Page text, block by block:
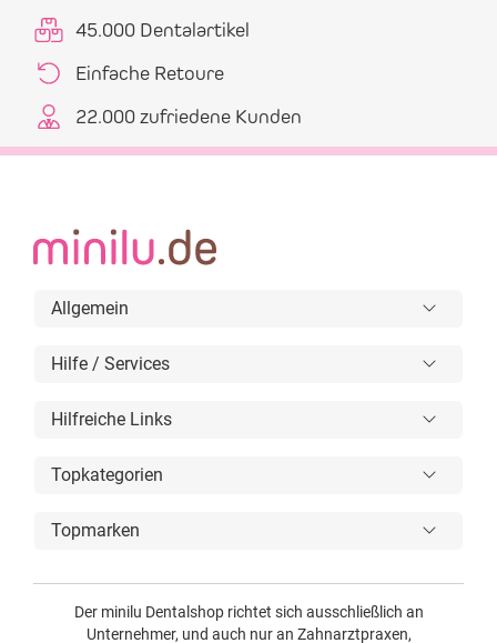
45.000 Dentalartikel
Einfache Retoure
22.000 zufriedene Kunden
Allgemein
Hilfe / Services
Hilfreiche Links
Topkategorien
Topmarken
Der minilu Dentalshop richtet sich ausschließlich an
Unternehmer, und auch nur an Zahnarztpraxen,